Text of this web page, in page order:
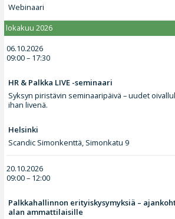
Webinaari
lokakuu 2026
06.10.2026
09:00 – 17:30
HR & Palkka LIVE -seminaari
Syksyn piristävin seminaaripäivä – uudet
ihan livenä.
Helsinki
Scandic Simonkenttä, Simonkatu 9
20.10.2026
09:00 – 12:00
Palkkahallinnon erityiskysymyksiä –
alan ammattilaisille